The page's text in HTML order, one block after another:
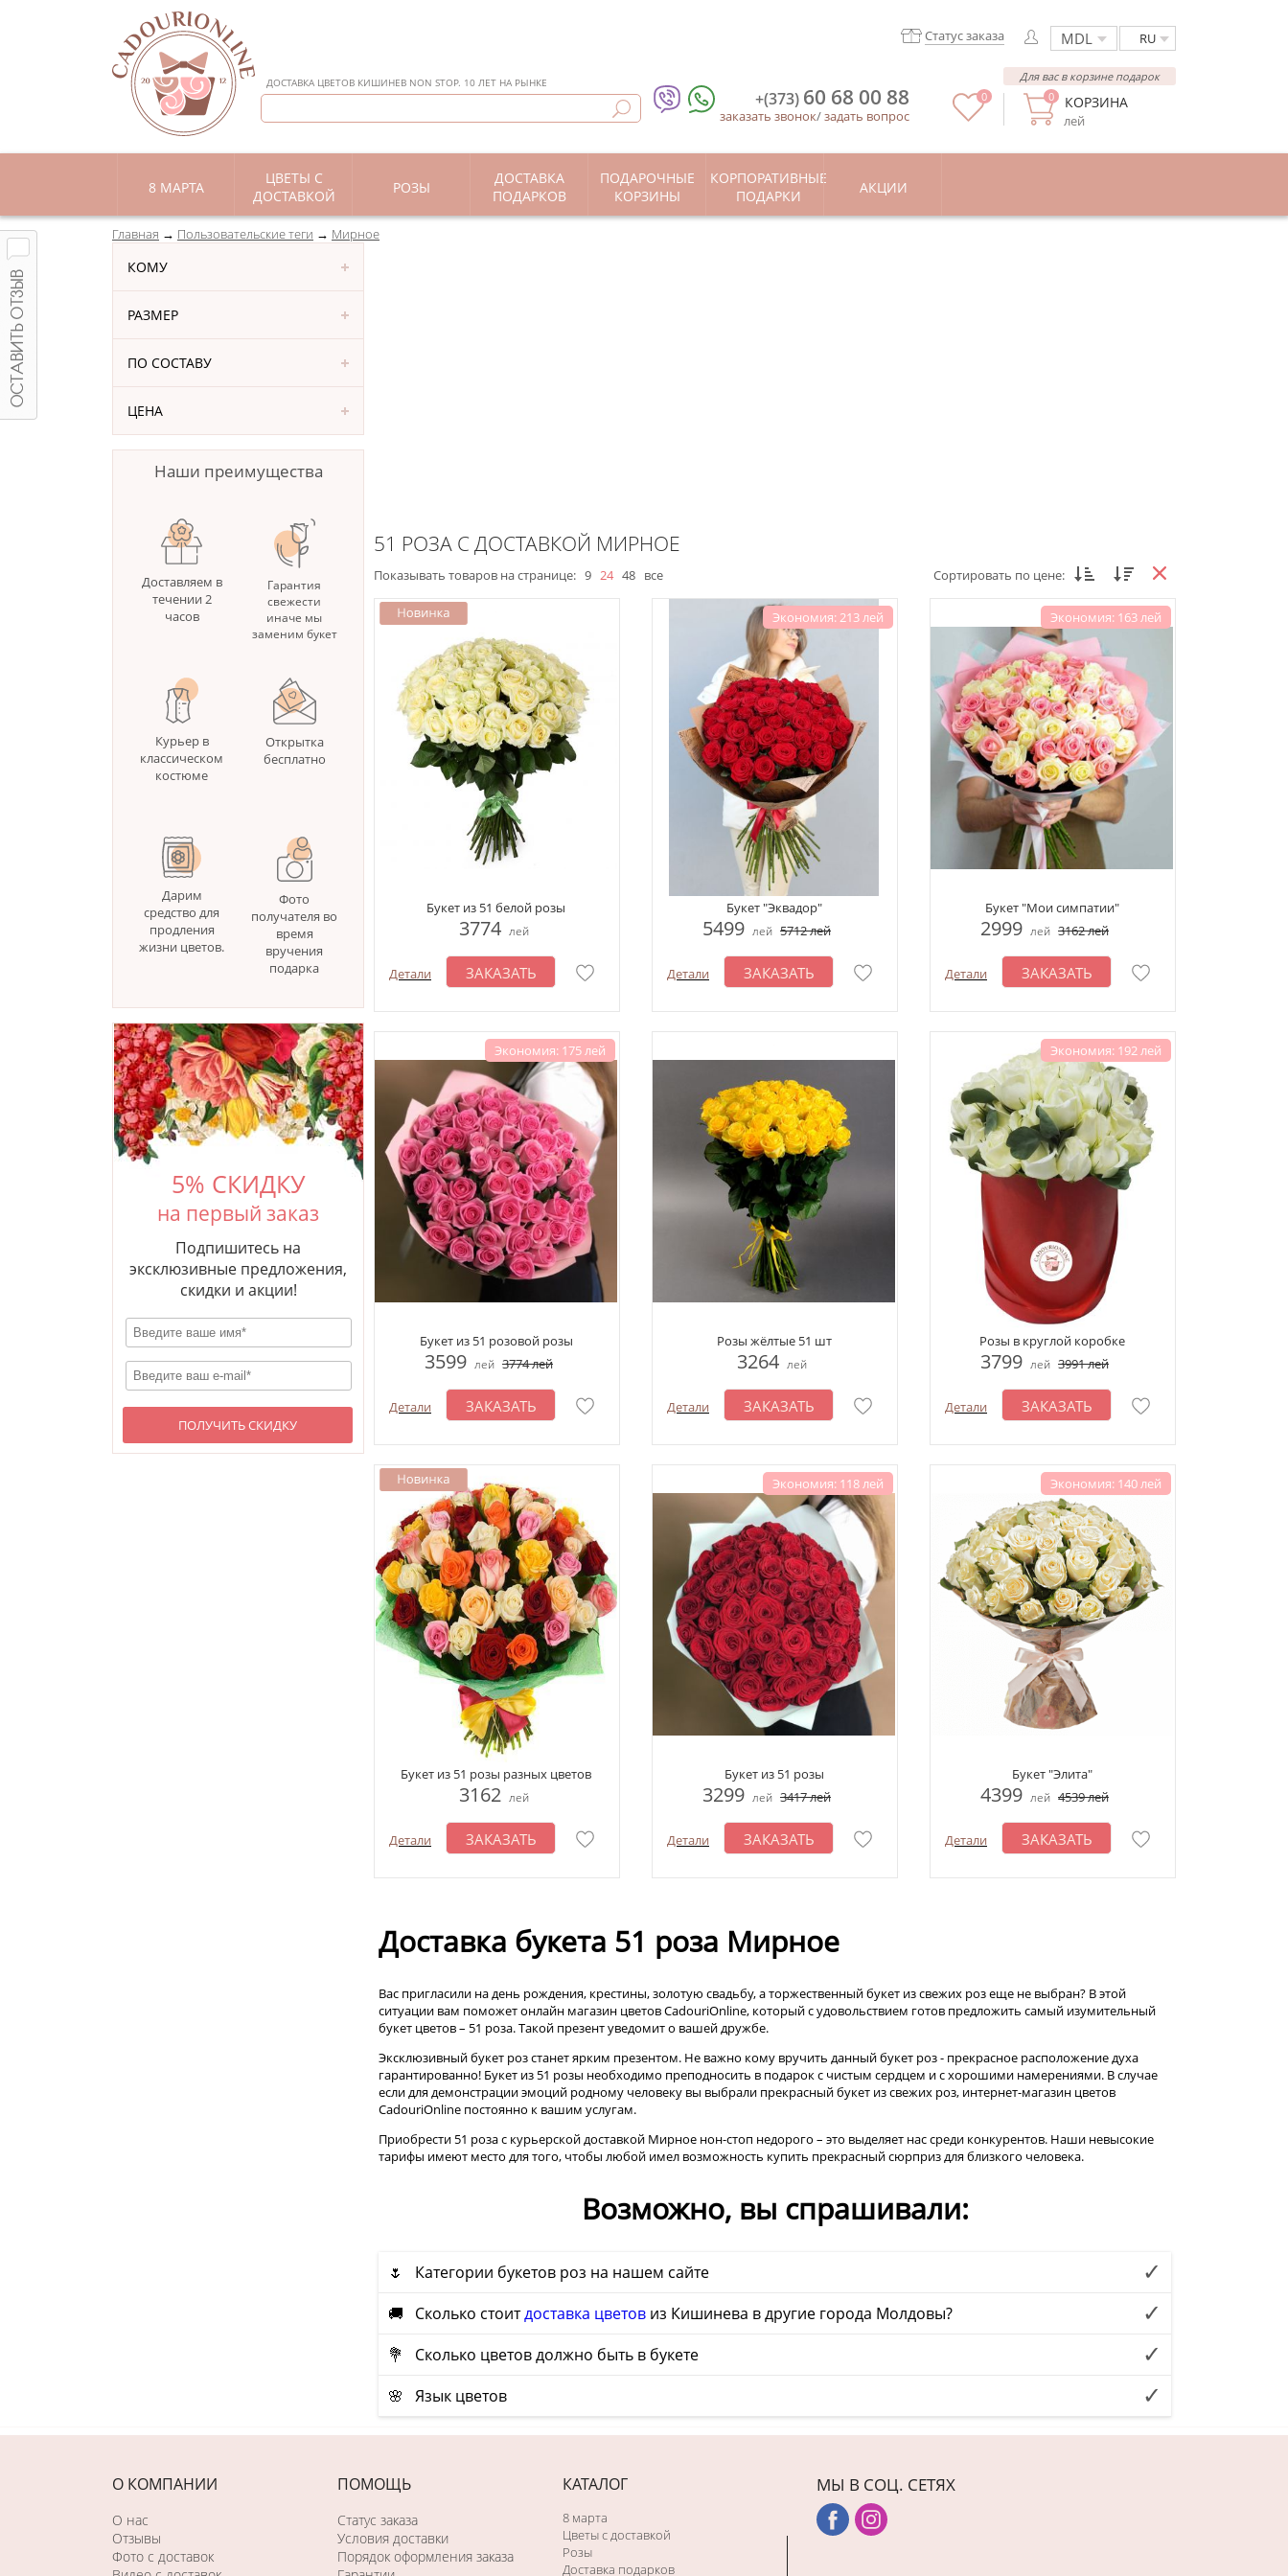
ДОСТАВКА ЦВЕТОВ КИШИНЕВ NON STOP. 10 ЛЕТ НА РЫНКЕ
RU
Статус заказа
КОРЗИНА
лей
0
Для вас в корзине подарок
0
+(373) 60 68 00 88
заказать звонок/задать вопрос
8 МАРТА
ЦВЕТЫ С
ДОСТАВКОЙ
РОЗЫ
ДОСТАВКА
ПОДАРКОВ
ПОДАРОЧНЫЕ
КОРЗИНЫ
КОРПОРАТИВНЫЕ
ПОДАРКИ
АКЦИИ
Главная Пользовательские теги Мирное
КОМУ
РАЗМЕР
ПО СОСТАВУ
ЦЕНА
Наши преимущества
Доставляем в
течении 2
часов
Гарантия
свежести
иначе мы
заменим букет
Курьер в
классическом
костюме
Открытка
бесплатно
Дарим
средство для
продления
жизни цветов.
Фото
получателя во
время
вручения
подарка
5% СКИДКУ
на первый заказ
Подпишитесь на
эксклюзивные предложения,
скидки и акции!
ПОЛУЧИТЬ СКИДКУ
51 РОЗА С ДОСТАВКОЙ МИРНОЕ
Показывать товаров на странице: 9 24 48 все Сортировать по цене:
Букет из 51 белой розы
3774 лей
Детали ЗАКАЗАТЬ
Экономия: 213 лей
Букет "Эквадор"
5499 лей 5712лей
Детали ЗАКАЗАТЬ
Экономия: 163 лей
Букет "Мои симпатии"
2999 лей 3162лей
Детали ЗАКАЗАТЬ
Экономия: 175 лей
Букет из 51 розовой розы
3599 лей 3774лей
Детали ЗАКАЗАТЬ
Розы жёлтые 51 шт
3264 лей
Детали ЗАКАЗАТЬ
Экономия: 192 лей
Розы в круглой коробке
3799 лей 3991лей
Детали ЗАКАЗАТЬ
Букет из 51 розы разных цветов
3162 лей
Детали ЗАКАЗАТЬ
Экономия: 118 лей
Букет из 51 розы
3299 лей 3417лей
Детали ЗАКАЗАТЬ
Экономия: 140 лей
Букет "Элита"
4399 лей 4539лей
Детали ЗАКАЗАТЬ
Доставка букета 51 роза Мирное
Вас пригласили на день рождения, крестины, золотую свадьбу, а торжественный букет из свежих роз еще не выбран? В этой
ситуации вам поможет онлайн магазин цветов CadouriOnline, который с удовольствием готов предложить самый изумительный
букет цветов – 51 роза. Такой презент уведомит о вашей дружбе.
Эксклюзивный букет роз станет ярким презентом. Не важно кому вручить данный букет роз - прекрасное расположение духа
гарантированно! Букет из 51 розы необходимо преподносить в подарок с чистым сердцем и с хорошими намерениями. В случае
если для демонстрации эмоций родному человеку вы выбрали прекрасный букет из свежих роз, интернет-магазин цветов
CadouriOnline постоянно к вашим услугам.
Приобрести 51 роза с курьерской доставкой Мирное нон-стоп недорого – это выделяет нас среди конкурентов. Наши невысокие
тарифы имеют место для того, чтобы любой имел возможность купить прекрасный сюрприз для близкого человека.
Возможно, вы спрашивали:
🌷 Категории букетов роз на нашем сайте
🚚 Сколько стоитдоставка цветов из Кишинева в другие города Молдовы?
💐 Сколько цветов должно быть в букете
🌸 Язык цветов
О КОМПАНИИ
О нас
Отзывы
Фото c доставок
ПОМОЩЬ
Статус заказа
Условия доставки
Порядок оформления заказа
КАТАЛОГ
8 марта
Цветы с доставкой
Розы
Доставка подарков
МЫ В СОЦ. СЕТЯХ